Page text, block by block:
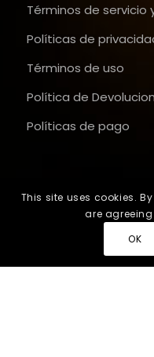
Términos de servicio
Políticas de
Términos de uso
Política de
Políticas de pago
This site uses cookies.
are
OK